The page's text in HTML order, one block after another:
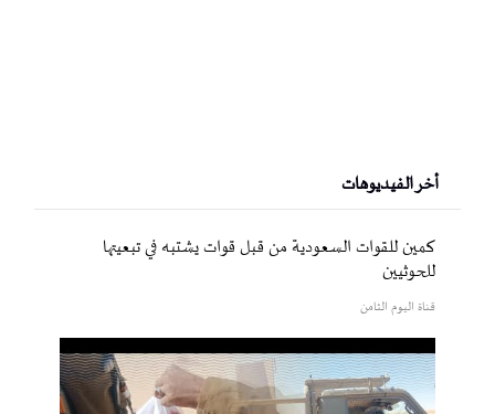
أخر الفيديوهات
كمين للقوات السعودية من قبل قوات يشتبه في تبعيتها
للحوثيين
قناة اليوم الثامن